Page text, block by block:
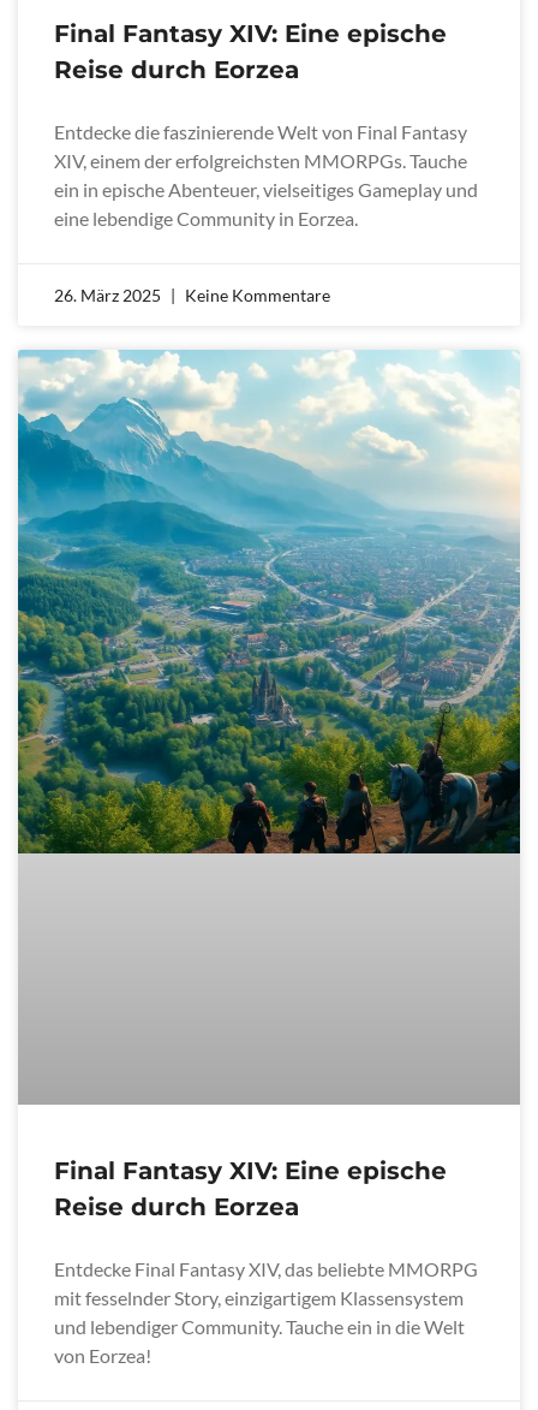
Final Fantasy XIV: Eine epische
Reise durch Eorzea
Entdecke die faszinierende Welt von Final Fantasy
XIV, einem der erfolgreichsten MMORPGs. Tauche
ein in epische Abenteuer, vielseitiges Gameplay und
eine lebendige Community in Eorzea.
26. März 2025 Keine Kommentare
Final Fantasy XIV: Eine epische
Reise durch Eorzea
Entdecke Final Fantasy XIV, das beliebte MMORPG
mit fesselnder Story, einzigartigem Klassensystem
und lebendiger Community. Tauche ein in die Welt
von Eorzea!